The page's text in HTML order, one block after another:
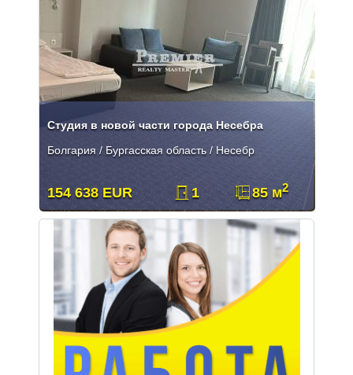
Студия в новой части города Несебра
Болгария / Бургасская область / Несебр
154 638 EUR 1 85 м2